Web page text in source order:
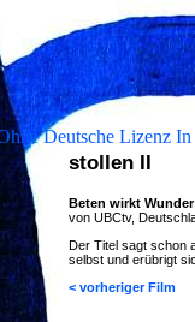
Deutsche Lizenz In
stollen II
Beten wirkt Wunder
von UBCtv,
Der Titel sagt schon
selbst und erübrigt
< vorheriger Film